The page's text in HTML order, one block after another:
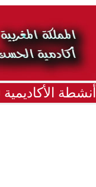
أنشطة الأكاديمية